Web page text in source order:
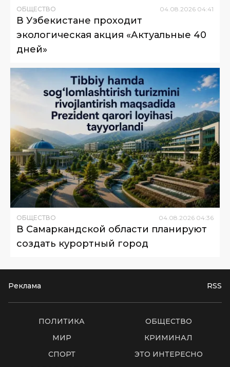
ОБЩЕСТВО 04.08.2026 04:41
В Узбекистане проходит
экологическая акция «Актуальные 40
дней»
ОБЩЕСТВО 04.08.2026 04:36
В Самаркандской области планируют
создать курортный город
Реклама RSS
ПОЛИТИКА
ОБЩЕСТВО
МИР
КРИМИНАЛ
СПОРТ
ЭТО ИНТЕРЕСНО